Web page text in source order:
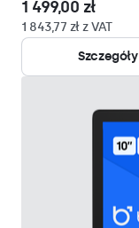
1 499,00 zł
1 843,77 zł z VAT
Szczegóły